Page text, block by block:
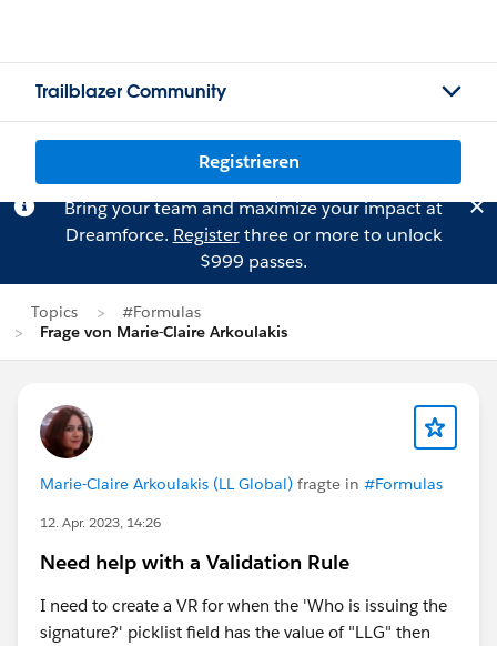
Trailblazer Community
Registrieren
Bring your team and maximize your impact at
Dreamforce. Registerthree or more to unlock
$999 passes.
Topics
#Formulas
Frage von Marie-Claire Arkoulakis
Marie-Claire Arkoulakis (LL Global) fragte in #Formulas
12. Apr. 2023, 14:26
Need help with a Validation Rule
I need to create a VR for when the 'Who is issuing the
signature?' picklist field has the value of "LLG" then